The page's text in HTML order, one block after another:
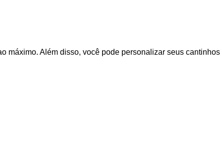
máximo. Além disso, você pode personalizar seus cantinhos